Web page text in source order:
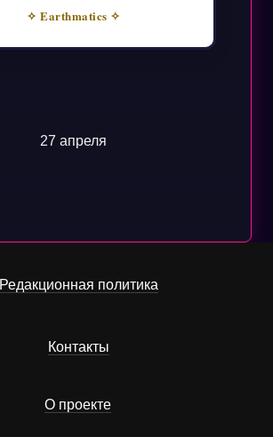
✧ Earthmatics ✧
27 апреля
Редакционная политика
Контакты
О проекте